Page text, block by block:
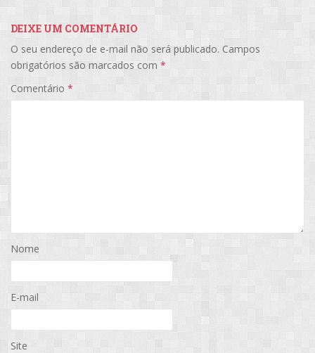
DEIXE UM COMENTÁRIO
O seu endereço de e-mail não será publicado. Campos
obrigatórios são marcados com *
Comentário *
Nome
E-mail
Site